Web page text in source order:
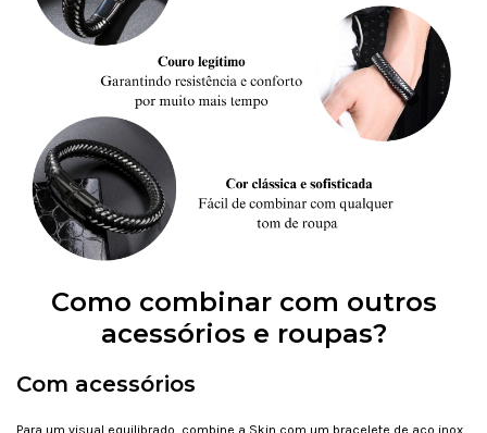
Como combinar com outros
acessórios e roupas?
Com acessórios
Para um visual equilibrado, combine a Skin com um bracelete de aço inox